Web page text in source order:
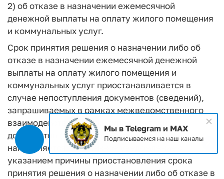
2) об отказе в назначении ежемесячной
денежной выплаты на оплату жилого помещения
и коммунальных услуг.
Срок принятия решения о назначении либо об
отказе в назначении ежемесячной денежной
выплаты на оплату жилого помещения и
коммунальных услуг приостанавливается в
случае непоступления документов (сведений),
запрашиваемых в рамках межведомственного
взаимодействия, до поступления таких
документов (сведений), о чем заявителю
направляется письменное уведомление с
указанием причины приостановления срока
принятия решения о назначении либо об отказе в
Мы в Telegram и MAX
Подписываемся на наш каналы